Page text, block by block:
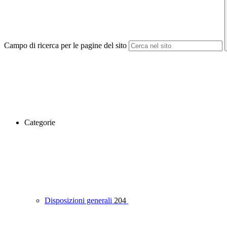
Campo di ricerca per le pagine del sito
Categorie
Disposizioni generali 204